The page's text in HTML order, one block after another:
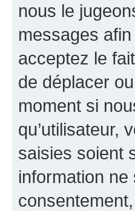
nous le
messages
acceptez le
de déplacer
moment si
qu’utilisateur,
saisies soient
information